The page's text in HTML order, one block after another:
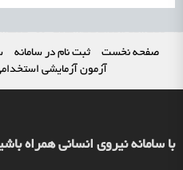
صفحه نخست ثبت نام در سامانه
آزمون آزمایشی
با سامانه نیروی انسانی همراه